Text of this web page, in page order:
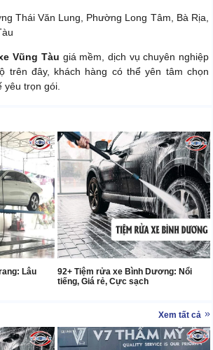
Thái Văn Lung, Phường Long Tâm, Bà Rịa,
Vũng Tàu giá mềm, dịch vụ chuyên nghiệp
trên đây, khách hàng có thể yên tâm chọn
yêu trọn gói.
Lâu
92+ Tiệm rửa xe Bình Dương: Nổi
tiếng, Giá rẻ, Cực sạch
Xem tất cả